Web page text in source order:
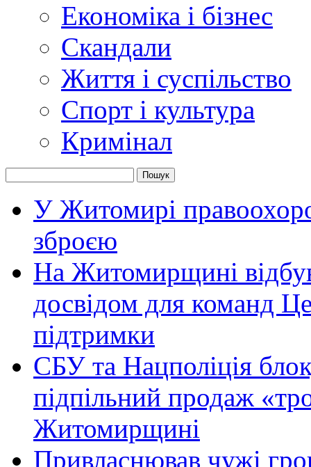
Економіка і бізнес
Скандали
Життя і суспільство
Спорт і культура
Кримінал
У Житомирі
зброєю
На Житомирщині
досвідом для команд
підтримки
СБУ та Нацполіція
підпільний продаж
Житомирщині
Привласнював чужі